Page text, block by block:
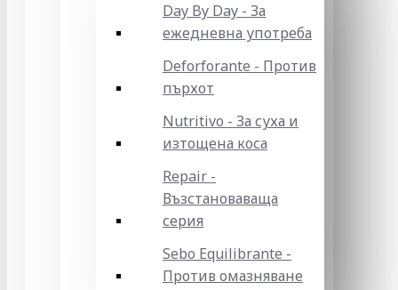
Day By Day - За
ежедневна употреба
Deforforante - Против
пърхот
Nutritivo - За суха и
изтощена коса
Repair -
Възстановаваща
серия
Sebo Equilibrante -
Против омазняване